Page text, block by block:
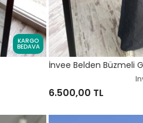
KARGO
BEDAVA
İnvee Belden Büzmeli
6.500,00 TL